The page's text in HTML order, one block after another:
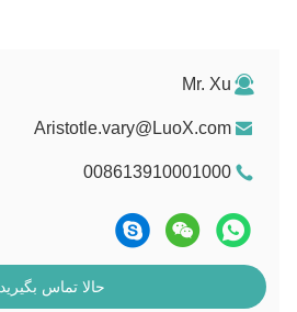
Mr. Xu
Aristotle.vary@LuoX.com
008613910001000
حالا تماس بگیرید